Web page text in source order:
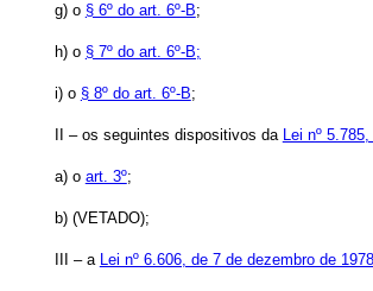
g) o § 6º do art. 6º-B;
h) o § 7º do art. 6º-B;
i) o § 8º do art. 6º-B;
II – os seguintes dispositivos da Lei nº
a) o art. 3º;
b) (VETADO);
III – a Lei nº 6.606, de 7 de dezembro de 1978